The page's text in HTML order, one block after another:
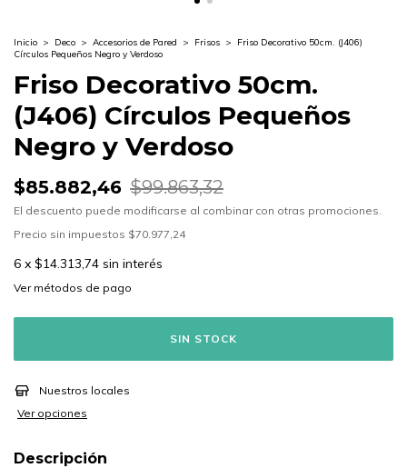
Inicio > Deco > Accesorios de Pared > Frisos >
Friso Decorativo 50cm. (J406)
Círculos Pequeños Negro y Verdoso
Friso Decorativo 50cm.
(J406) Círculos Pequeños
Negro y Verdoso
$85.882,46 $99.863,32
El descuento puede modificarse al combinar con otras promociones.
Precio sin impuestos $70.977,24
6 x $14.313,74 sin interés
Ver más detalles
Nuestros locales
Ver opciones
Descripción